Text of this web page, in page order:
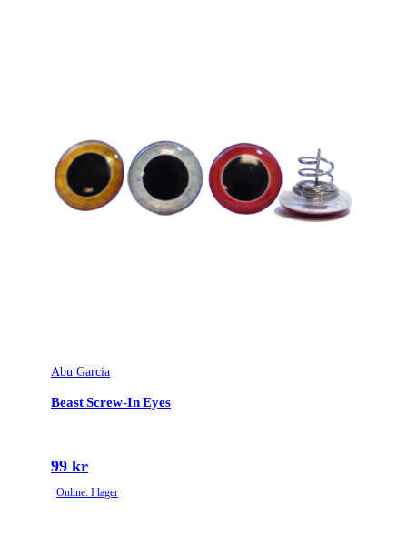
Abu Garcia
Beast Screw-In Eyes
99 kr
Online: I lager